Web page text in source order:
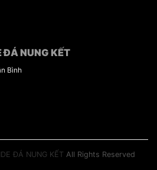
ĐÁ NUNG KẾT
Bình
ĐÁ NUNG KẾT All Rights Reserved